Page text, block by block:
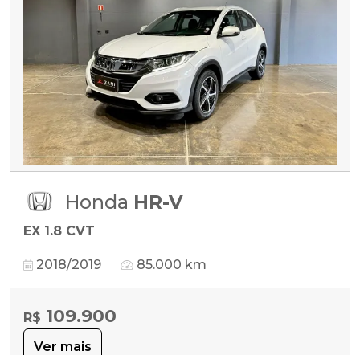
Honda HR-V
EX 1.8 CVT
2018/2019 85.000 km
R$ 109.900
Ver mais